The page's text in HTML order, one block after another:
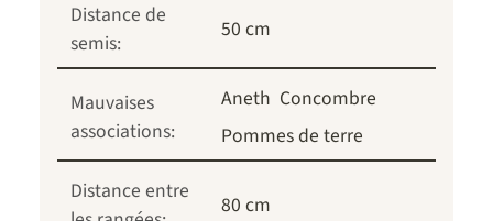
Distance de
semis:
50 cm
Mauvaises
associations:
Aneth Concombre
Pommes de terre
Distance entre
80 cm